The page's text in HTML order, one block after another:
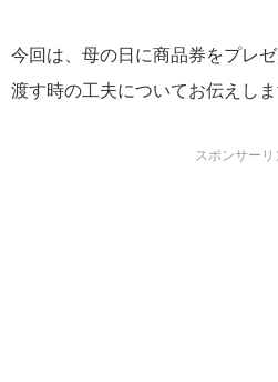
今回は、母の日に商品券をプレ
渡す時の工夫についてお伝えしま
スポンサーリ